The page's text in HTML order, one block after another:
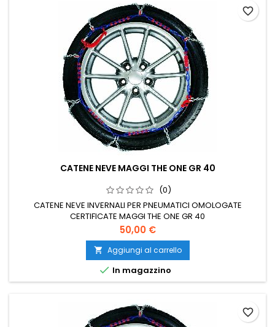
CATENE NEVE MAGGI THE ONE GR 40
(0)
CATENE NEVE INVERNALI PER PNEUMATICI OMOLOGATE
CERTIFICATE MAGGI THE ONE GR 40
Prezzo
50,00 €
 Aggiungi al carrello
 In magazzino
favorite_border
favorite_border